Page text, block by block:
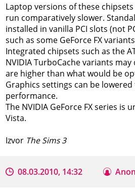
Laptop versions of these
run comparatively slower.
installed in vanilla PCI slots (not
such as some GeForce FX
Integrated chipsets such as the
NVIDIA TurboCache variants
are higher than what would be
Graphics settings can be
performance.
The NVIDIA GeForce FX series is
Vista.
Izvor The Sims 3
08.03.2010, 14:32